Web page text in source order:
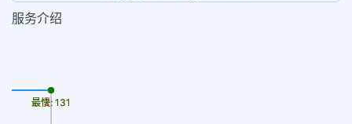
服务介绍
最慢: 131
最快: 131